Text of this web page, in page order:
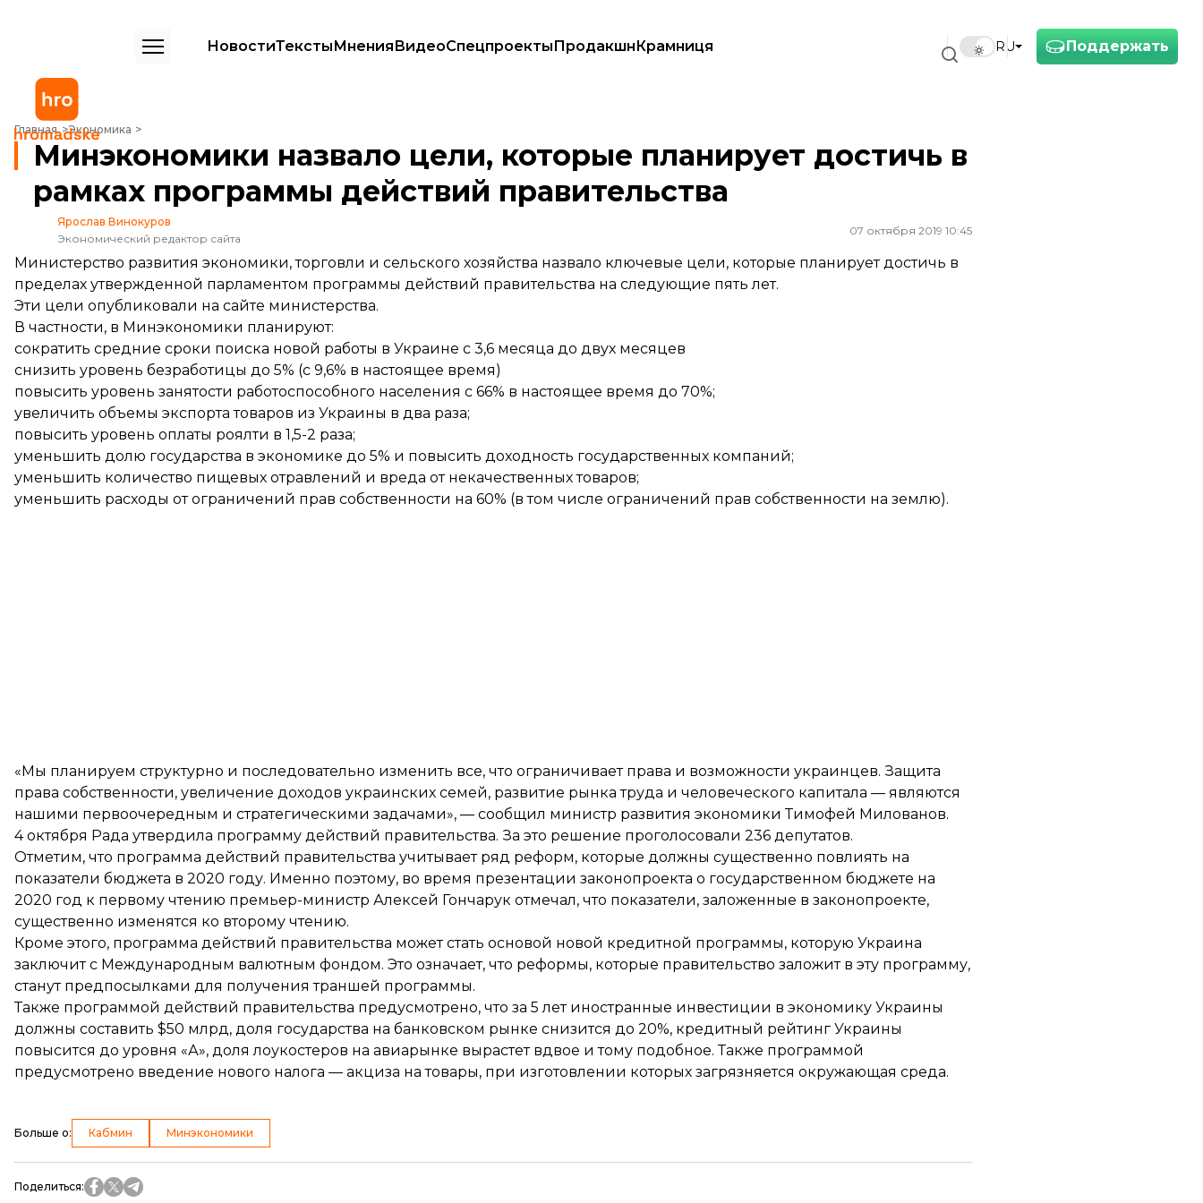
Поддержать
RU
НовостиТекстыМненияВидеоСпецпроектыПродакшнКрамниця
Главная Экономика
Минэкономики назвало цели, которые планирует достичь в рамках программы действий правительства
Минэкономики назвало цели, которые планирует достичь в
рамках программы действий правительства
Ярослав Винокуров
Экономический редактор сайта
07 октября 2019 10:45
Министерство развития экономики, торговли и сельского хозяйства назвало ключевые цели, которые планирует достичь в
пределах утвержденной парламентом программы действий правительства на следующие пять лет.
Эти цели опубликовали на сайте министерства.
В частности, в Минэкономики планируют:
сократить средние сроки поиска новой работы в Украине с 3,6 месяца до двух месяцев
снизить уровень безработицы до 5% (с 9,6% в настоящее время)
повысить уровень занятости работоспособного населения с 66% в настоящее время до 70%;
увеличить объемы экспорта товаров из Украины в два раза;
повысить уровень оплаты роялти в 1,5-2 раза;
уменьшить долю государства в экономике до 5% и повысить доходность государственных компаний;
уменьшить количество пищевых отравлений и вреда от некачественных товаров;
уменьшить расходы от ограничений прав собственности на 60% (в том числе ограничений прав собственности на землю).
«Мы планируем структурно и последовательно изменить все, что ограничивает права и возможности украинцев. Защита
права собственности, увеличение доходов украинских семей, развитие рынка труда и человеческого капитала — являются
нашими первоочередным и стратегическими задачами», — сообщил министр развития экономики Тимофей Милованов.
4 октября Рада утвердила программу действий правительства. За это решение проголосовали 236 депутатов.
Отметим, что программа действий правительства учитывает ряд реформ, которые должны существенно повлиять на
показатели бюджета в 2020 году. Именно поэтому, во время презентации законопроекта о государственном бюджете на
2020 год к первому чтению премьер-министр Алексей Гончарук отмечал, что показатели, заложенные в законопроекте,
существенно изменятся ко второму чтению.
Кроме этого, программа действий правительства может стать основой новой кредитной программы, которую Украина
заключит с Международным валютным фондом. Это означает, что реформы, которые правительство заложит в эту программу,
станут предпосылками для получения траншей программы.
Также программой действий правительства предусмотрено, что за 5 лет иностранные инвестиции в экономику Украины
должны составить $50 млрд, доля государства на банковском рынке снизится до 20%, кредитный рейтинг Украины
повысится до уровня «А», долялоукостеров на авиарынке вырастет вдвое и тому подобное. Также программой
предусмотрено введение нового налога — акциза на товары, при изготовлении которых загрязняется окружающая среда.
Больше о: Кабмин Минэкономики
Поделиться: